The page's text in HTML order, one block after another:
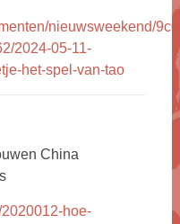
nieuwsweekend/
2024-05-11-
het-spel-van-tao
China
hoe-